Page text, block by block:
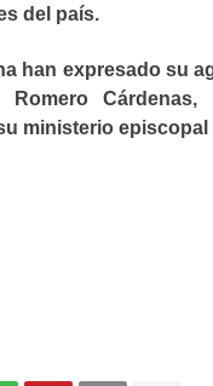
del país.
su
Romero
ministerio episcopal